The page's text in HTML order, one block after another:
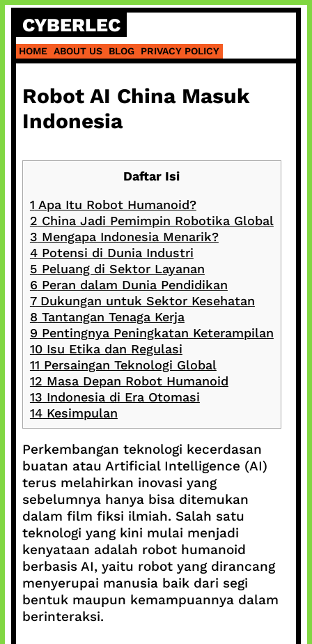
Skip
content
CYBERLEC
HOME ABOUT US BLOG PRIVACY POLICY
Robot AI China Masuk
Indonesia
Daftar Isi
1 Apa Itu Robot Humanoid?
2 China Jadi Pemimpin Robotika Global
3 Mengapa Indonesia Menarik?
4Potensi di Dunia Industri
5 Peluang di Sektor Layanan
6 Peran dalam Dunia Pendidikan
7Dukungan untuk Sektor Kesehatan
8 Tantangan Tenaga Kerja
9 Pentingnya Peningkatan Keterampilan
10Isu Etika dan Regulasi
11 Persaingan Teknologi Global
12 Masa Depan Robot Humanoid
13 Indonesia di Era Otomasi
14Kesimpulan
Perkembangan teknologi kecerdasan
buatan atau Artificial Intelligence (AI)
terus melahirkan inovasi yang
sebelumnya hanya bisa ditemukan
dalam film fiksi ilmiah. Salah satu
teknologi yang kini mulai menjadi
kenyataan adalah robot humanoid
berbasis AI, yaitu robot yang dirancang
menyerupai manusia baik dari segi
bentuk maupun kemampuannya dalam
berinteraksi.